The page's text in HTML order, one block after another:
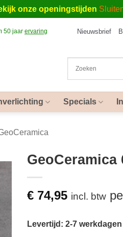
onze openingstijden
50 jaar ervaring Nieuwsbrief
Specials
GeoCeramica
€ 74,95 incl. btw
Levertijd: 2-7 werkdagen